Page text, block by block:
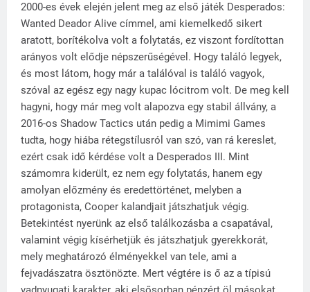
2000-es évek elején jelent meg az első játék Desperados:
Wanted Deador Alive címmel, ami kiemelkedő sikert
aratott, borítékolva volt a folytatás, ez viszont fordítottan
arányos volt elődje népszerűségével. Hogy találó legyek,
és most látom, hogy már a találóval is találó vagyok,
szóval az egész egy nagy kupac lócitrom volt. De meg kell
hagyni, hogy már meg volt alapozva egy stabil állvány, a
2016-os Shadow Tactics után pedig a Mimimi Games
tudta, hogy hiába rétegstílusról van szó, van rá kereslet,
ezért csak idő kérdése volt a Desperados III. Mint
számomra kiderült, ez nem egy folytatás, hanem egy
amolyan előzmény és eredettörténet, melyben a
protagonista, Cooper kalandjait játszhatjuk végig.
Betekintést nyerünk az első találkozásba a csapatával,
valamint végig kísérhetjük és játszhatjuk gyerekkorát,
mely meghatározó élményekkel van tele, ami a
fejvadászatra ösztönözte. Mert végtére is ő az a típisú